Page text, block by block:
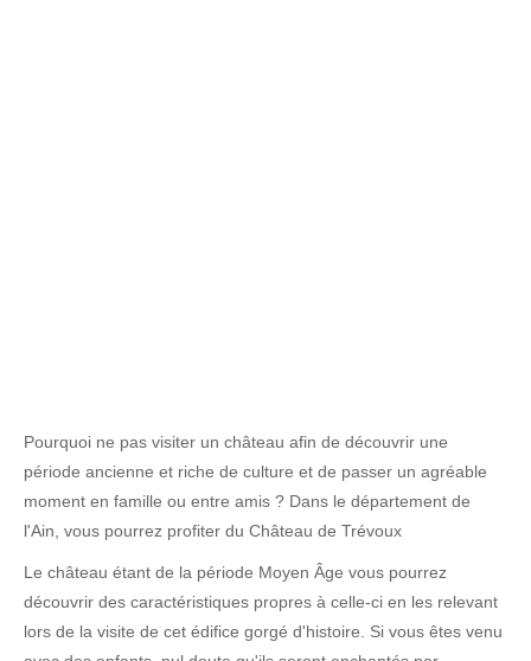
Pourquoi ne pas visiter un château afin de découvrir une
période ancienne et riche de culture et de passer un agréable
moment en famille ou entre amis ? Dans le département de
l'Ain, vous pourrez profiter du Château de Trévoux
Le château étant de la période Moyen Âge vous pourrez
découvrir des caractéristiques propres à celle-ci en les relevant
lors de la visite de cet édifice gorgé d'histoire. Si vous êtes venu